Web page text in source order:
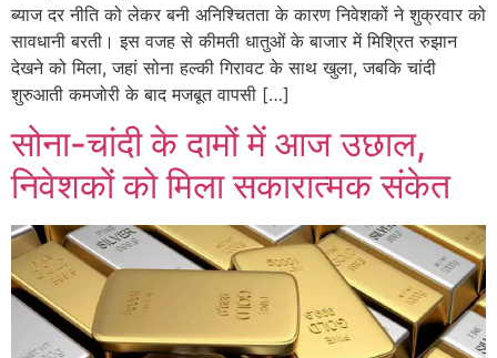
ब्याज दर नीति को लेकर बनी अनिश्चितता के कारण निवेशकों ने शुक्रवार को
सावधानी बरती। इस वजह से कीमती धातुओं के बाजार में मिश्रित रुझान
देखने को मिला, जहां सोना हल्की गिरावट के साथ खुला, जबकि चांदी
शुरुआती कमजोरी के बाद मजबूत वापसी […]
सोना-चांदी के दामों में आज उछाल,
निवेशकों को मिला सकारात्मक संकेत